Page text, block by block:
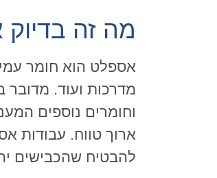
מה זה
אספלט הוא חומר
מדרכות ועוד. מדובר
וחומרים נוספים
ארוך טווח. עבודות
להבטיח שהכבישים